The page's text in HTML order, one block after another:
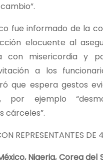
fue informado de la
elocuente al
con misericordia y
a los
que espera gestos
por ejemplo
cárceles”.
REPRESENTANTES DE
Nigeria, Corea del